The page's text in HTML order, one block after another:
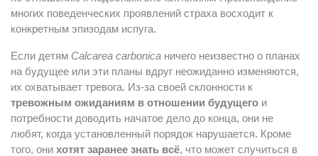
многих поведенческих проявлений страха восходит к
конкретным эпизодам испуга.
Если детям Calcarea carbonica ничего неизвестно о планах
на будущее или эти планы вдруг неожиданно изменяются,
их охватывает тревога. Из-за своей склонности к
тревожным ожиданиям в отношении будущего и
потребности доводить начатое дело до конца, они не
любят, когда установленный порядок нарушается. Кроме
того, они хотят заранее знать всё, что может случиться в